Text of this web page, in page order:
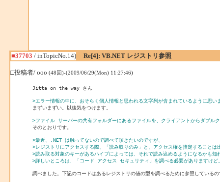
■37703 / inTopicNo.14) Re[4]: VB.NET レジストリ参照
□投稿者/ ooo (48回)-(2009/06/29(Mon) 11:27:46)
Jitta on the way さん
>エラー情報の中に、おそらく個人情報と思われる文字列が含まれているように思い
まずいまずい。以後気をつけます。
>ファイル サーバーの共有フォルダーにあるファイルを、クライアントからダブル
そのとおりです。
>最近、.NET は触ってないので調べて頂きたいのですが、
>レジストリにアクセスする際、「読み取りのみ」と、アクセス権を指定することは
>読み取る対象のキーがあるハイブによっては、それで読み込めるようになるかも知
>詳しいところは、「コード アクセス セキュリティ」を調べる必要がありますけど
調べました。下記のコードはあるレジストリの値の型を調べるために参照している